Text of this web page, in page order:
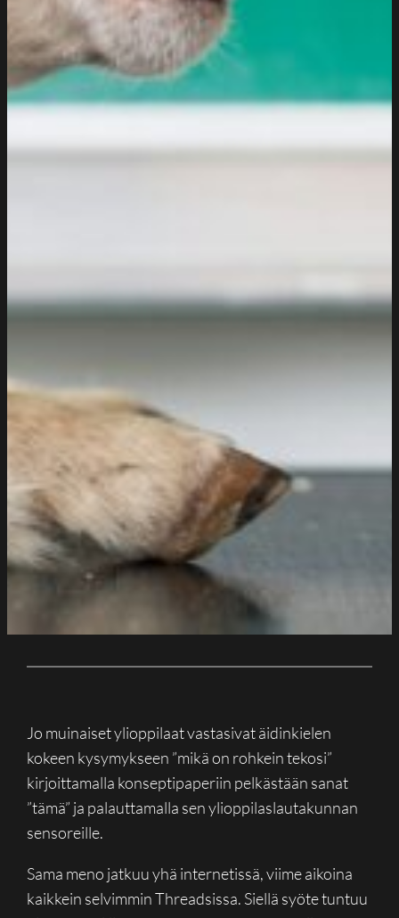
Jo muinaiset ylioppilaat vastasivat äidinkielen
kokeen kysymykseen ”mikä on rohkein tekosi”
kirjoittamalla konseptipaperiin pelkästään sanat
”tämä” ja palauttamalla sen ylioppilaslautakunnan
sensoreille.
Sama meno jatkuu yhä internetissä, viime aikoina
kaikkein selvimmin Threadsissa. Siellä syöte tuntuu